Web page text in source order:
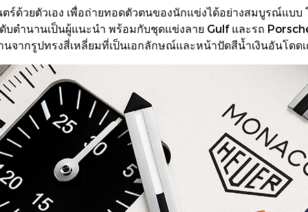
ด้วยตัวเอง เพื่อถ่ายทอดตัวตนของนักแข่งได้อย่างสมบูรณ์แบ
บตำนานเป็นผู้แนะนำ พร้อมกับชุดแข่งลาย Gulf และรถ
จากรูปทรงสี่เหลี่ยมที่เป็นเอกลักษณ์และหน้าปัดสีน้ำเงินอันโดด